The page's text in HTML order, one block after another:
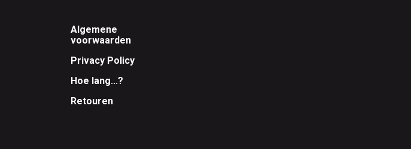
Footer
Algemene
voorwaarden
Privacy Policy
Hoe lang...?
Retouren